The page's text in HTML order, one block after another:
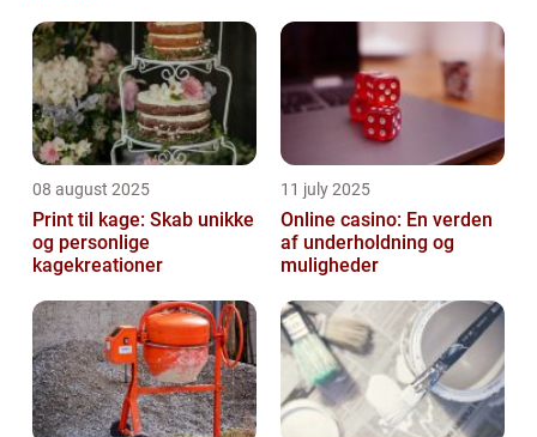
08 august 2025
Print til kage: Skab unikke
og personlige
kagekreationer
11 july 2025
Online casino: En verden
af underholdning og
muligheder